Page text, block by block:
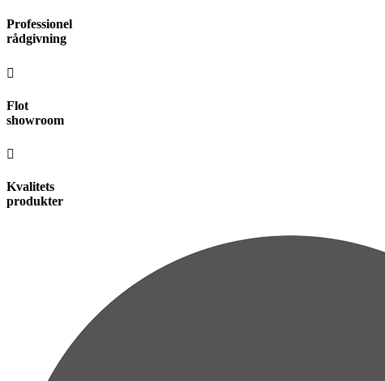
Videre
til
Professionel
rådgivning
Flot
showroom
Kvalitets
produkter